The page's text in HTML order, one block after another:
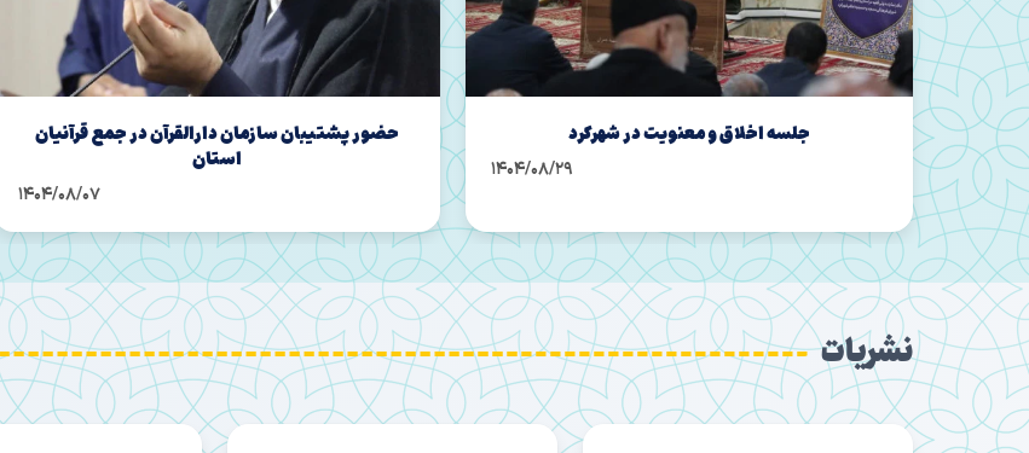
1404/
حضور پشتیبان سازمان دارالقرآن در جمع قرآنیان
میهمانی ۱۰ هزار نفری «امت احمد» در شهرکرد
نشریات